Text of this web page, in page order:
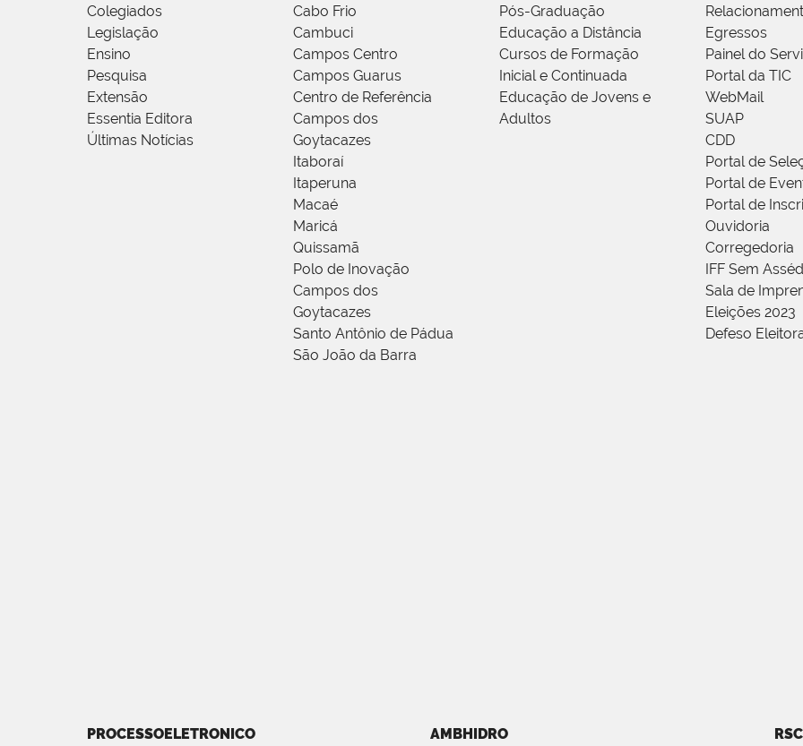
Colegiados
Legislação
Ensino
Pesquisa
Extensão
Essentia Editora
Últimas Notícias
Cabo Frio
Cambuci
Campos Centro
Campos Guarus
Centro de Referência
Campos dos
Goytacazes
Itaboraí
Itaperuna
Macaé
Maricá
Quissamã
Polo de Inovação
Campos dos
Goytacazes
Santo Antônio de Pádua
São João da Barra
Pós-Graduação
Educação a Distância
Cursos de Formação
Inicial e Continuada
Educação de Jovens e
Adultos
Egressos
Painel do
Portal da TIC
WebMail
SUAP
CDD
Portal de
Portal de
Portal de
Ouvidoria
Corregedoria
IFF Sem
Sala de
Eleições 2023
Defeso
PROCESSOELETRONICO AMBHIDRO